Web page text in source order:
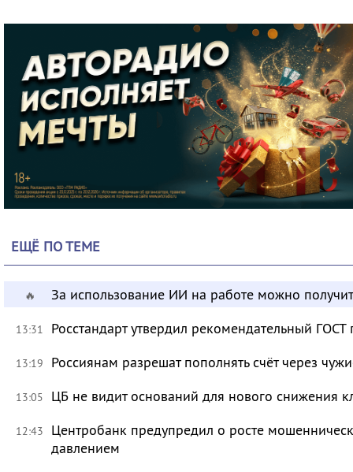
ЕЩЁ ПО ТЕМЕ
🔥 За использование ИИ на работе можно
13:31 Росстандарт утвердил рекомендательный
13:19 Россиянам разрешат пополнять счёт через
13:05 ЦБ не видит оснований для нового снижения
12:43
Центробанк предупредил о росте
давлением